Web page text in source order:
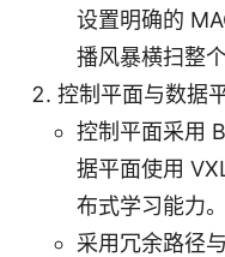
设置明确的
播风暴横扫整个
控制平面与数据
控制平面采用
据平面使用
布式学习能力。
采用冗余路径